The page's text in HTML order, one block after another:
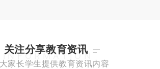
关注分享教育资讯
INFORMATION
家长学生提供教育资讯内容